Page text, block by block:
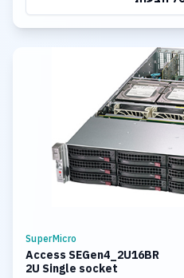
SuperMicro
Access SEGen4_2U16BR
2U Single socket